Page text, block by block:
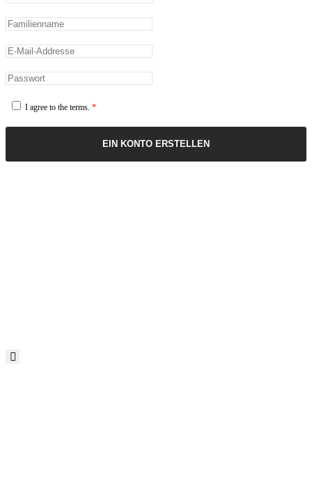
I agree to the terms. *
EIN KONTO ERSTELLEN